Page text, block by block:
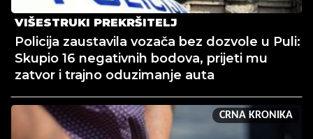
VIŠESTRUKI PREKRŠITELJ
Policija zaustavila vozača bez dozvole u Puli:
Skupio 16 negativnih bodova, prijeti mu
zatvor i trajno oduzimanje auta
CRNA KRONIKA